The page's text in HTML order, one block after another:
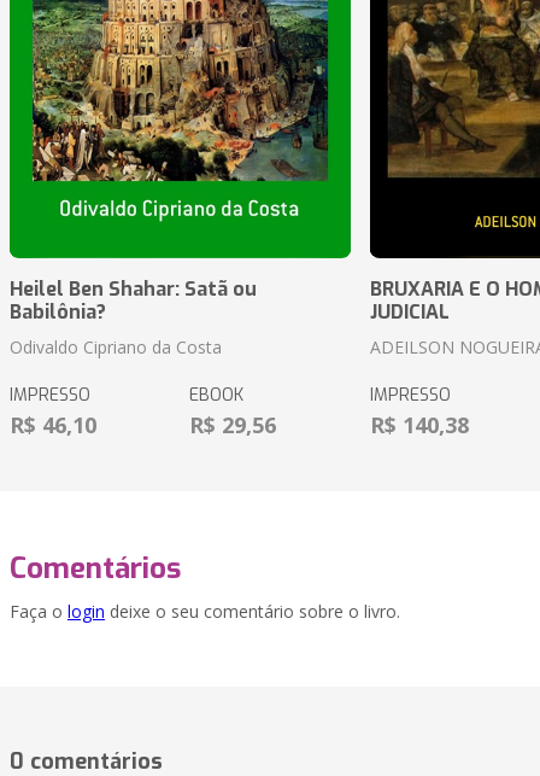
Heilel Ben Shahar: Satã ou
Babilônia?
Odivaldo Cipriano da Costa
IMPRESSO
R$ 46,10
EBOOK
R$ 29,56
BRUXARIA E O
JUDICIAL
ADEILSON
IMPRESSO
R$ 140,38
Comentários
Faça o login deixe o seu comentário sobre o livro.
0 comentários